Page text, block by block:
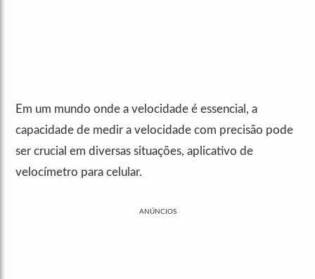
Em um mundo onde a velocidade é essencial, a
capacidade de medir a velocidade com precisão pode
ser crucial em diversas situações, aplicativo de
velocímetro para celular.
ANÚNCIOS